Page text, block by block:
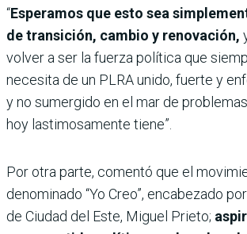
“Esperamos que esto sea
de transición, cambio y renovación,
volver a ser la fuerza política que
necesita de un PLRA unido, fuerte y
y no sumergido en el mar de
hoy lastimosamente tiene”.
Por otra parte, comentó que el
denominado “Yo Creo”, encabezado
de Ciudad del Este, Miguel Prieto;